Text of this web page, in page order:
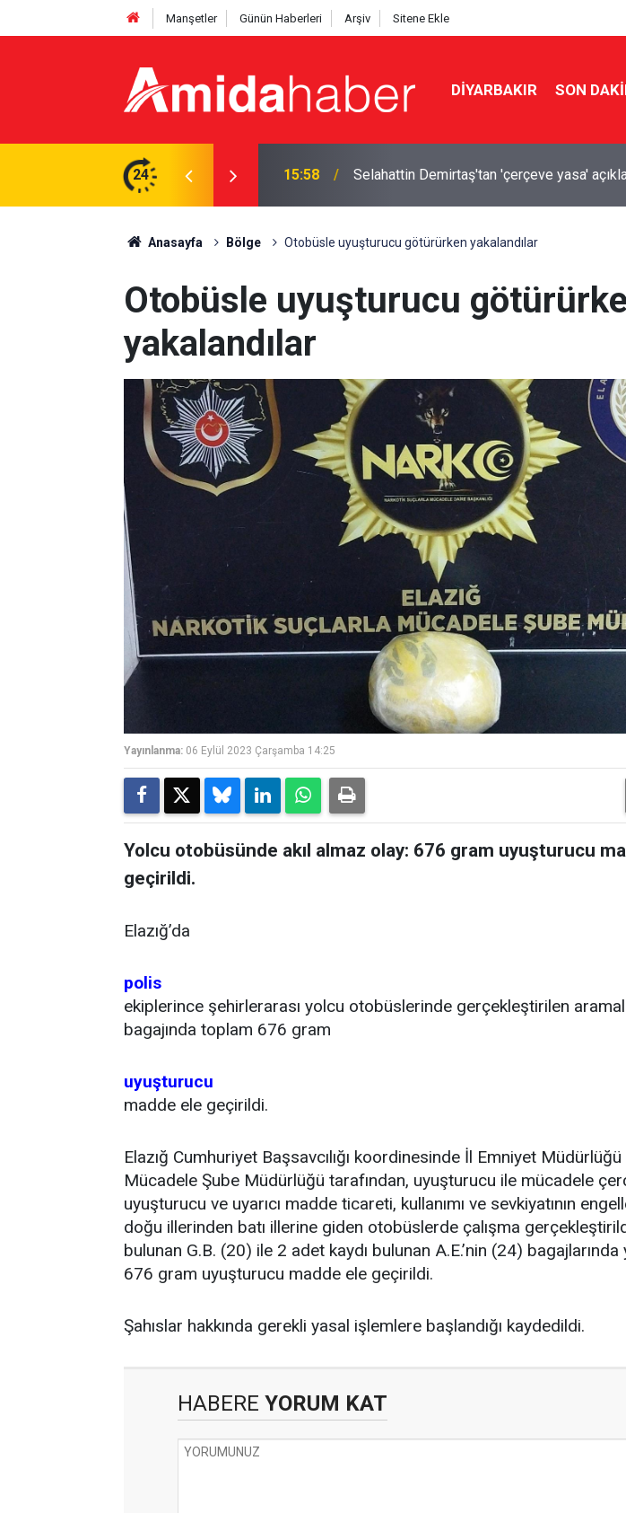
Manşetler Günün Haberleri Arşiv Sitene Ekle
DIYARBAKIR SON
24 15:50 Eğil Belediyesi'nden yalnız yaşayan
Anasayfa Bölge Otobüsle uyuşturucu götürürken yakalandılar
Otobüsle uyuşturucu
yakalandılar
Yayınlanma: 06 Eylül 2023 Çarşamba 14:25
Yolcu otobüsünde akıl almaz olay: 676 gram uyuşturucu
geçirildi.
Elazığ’da
polis
ekiplerince şehirlerarası yolcu otobüslerinde gerçekleştirilen
bagajında toplam 676 gram
uyuşturucu
madde ele geçirildi.
Elazığ Cumhuriyet Başsavcılığı koordinesinde İl Emniyet
Mücadele Şube Müdürlüğü tarafından, uyuşturucu ile mücadele
uyuşturucu ve uyarıcı madde ticareti, kullanımı ve sevkiyatının
doğu illerinden batı illerine giden otobüslerde çalışma
bulunan G.B. (20) ile 2 adet kaydı bulunan A.E.’nin (24) bagajlarında
676 gram uyuşturucu madde ele geçirildi.
Şahıslar hakkında gerekli yasal işlemlere başlandığı kaydedildi.
HABERE YORUM KAT